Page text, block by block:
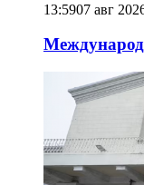
13:5907 авг